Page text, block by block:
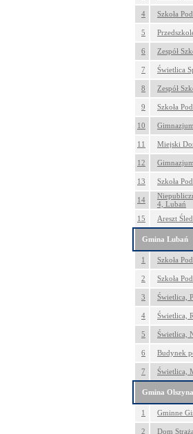
4 Szkoła
5
6 Zespół
7 Świetlica
8 Zespół
9 Szkoła
10
11 Miejski
12
13 Szkoła
14
4, Lubań
15
Areszt
Gmina Lubań
1 Szkoła
2 Szkoła
3 Świetlica,
4 Świetlica,
5 Świetlica,
6 Budynek
7 Świetlica,
Gmina Olszyna
1 Gminne
2 Dom